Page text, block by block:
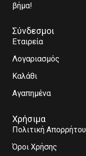
βήμα!
Σύνδεσμοι
Εταιρεία
Λογαριασμός
Καλάθι
Αγαπημένα
Χρήσιμα
Πολιτική Απορρήτου
Όροι Χρήσης